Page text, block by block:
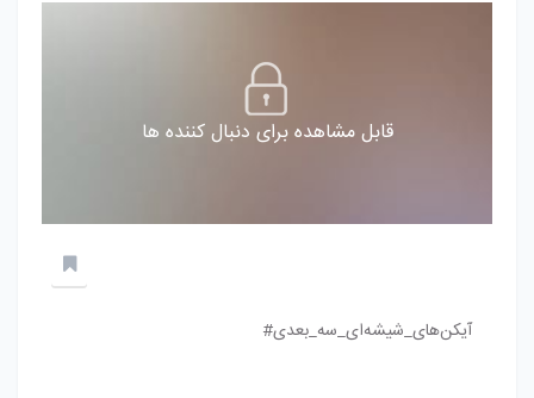
قابل مشاهده برای دنبال کننده ها
آیکن‌های_شیشه‌ای_سه_بعدی#